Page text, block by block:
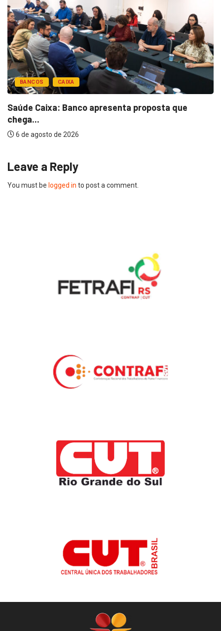
BANCOS CAIXA
Saúde Caixa: Banco apresenta proposta que
chega...
6 de agosto de 2026
Leave a Reply
You must be logged in to post a comment.